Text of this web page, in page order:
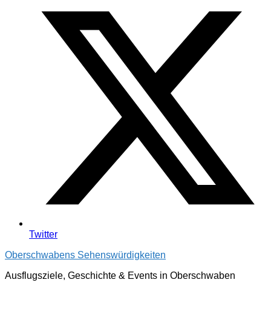
Twitter
Oberschwabens Sehenswürdigkeiten
Ausflugsziele, Geschichte & Events in Oberschwaben